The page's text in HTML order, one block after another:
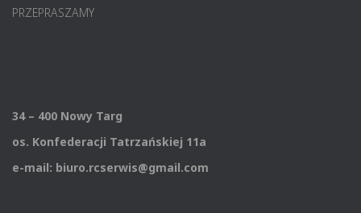
PRZEPRASZAMY
34 – 400 Nowy Targ
os. Konfederacji Tatrzańskiej 11a
e-mail: biuro.rcserwis@gmail.com